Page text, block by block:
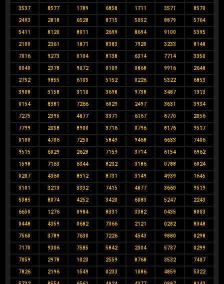
3537 8577 1789 6858 1711 3571 8570
2493 2818 6528 8715 5052 8879 5764
5411 8120 8011 2699 8694 9100 5395
2100 2361 1871 8383 7920 3233 8148
7016 9273 0104 8138 6314 7714 3350
0040 2378 9072 0109 0868 9916 2648
2752 9855 6103 5152 0226 5322 6853
3908 5158 3110 3698 9738 3487 1313
0154 8381 7266 6029 2497 3631 3934
7275 2395 4877 3371 6167 6770 2056
7799 2038 8900 3716 0796 8176 9517
0100 4706 7250 5849 9468 6633 7406
9515 6029 2628 7159 3714 6154 6962
1598 7163 6344 8232 3186 0788 6024
0207 4360 8512 8731 3149 4939 1645
3101 3213 3332 7415 4877 3660 9519
5385 8074 4252 3420 6083 5247 2243
6650 1276 0984 8331 3382 0435 8003
0448 4359 0682 7366 2121 0282 8348
7560 3789 7630 7226 4543 9880 0298
7170 9306 7585 5842 2304 5737 0299
7059 2978 1023 2559 8768 3532 7407
7826 2196 1549 0233 1086 4859 5322